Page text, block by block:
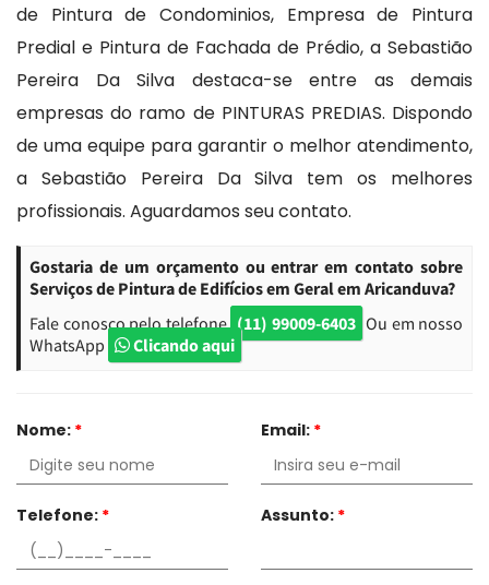
de Pintura de Condominios, Empresa de Pintura
Predial e Pintura de Fachada de Prédio, a Sebastião
Pereira Da Silva destaca-se entre as demais
empresas do ramo de PINTURAS PREDIAS. Dispondo
de uma equipe para garantir o melhor atendimento,
a Sebastião Pereira Da Silva tem os melhores
profissionais. Aguardamos seu contato.
Gostaria de um orçamento ou entrar em contato sobre
Serviços de Pintura de Edifícios em Geral em Aricanduva?
Fale conosco pelo telefone (11) 99009-6403 Ou em nosso
WhatsApp
Clicando aqui
Nome: * Email: *
Telefone: * Assunto: *